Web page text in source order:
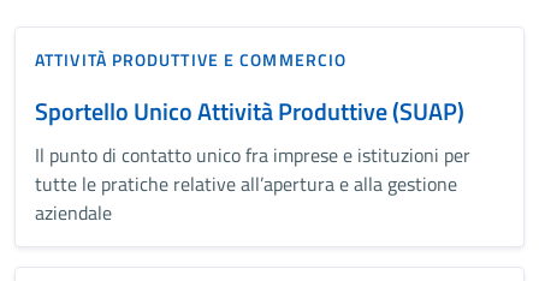
ATTIVITÀ PRODUTTIVE E COMMERCIO
Sportello Unico Attività Produttive (SUAP)
Il punto di contatto unico fra imprese e istituzioni per
tutte le pratiche relative all’apertura e alla gestione
aziendale